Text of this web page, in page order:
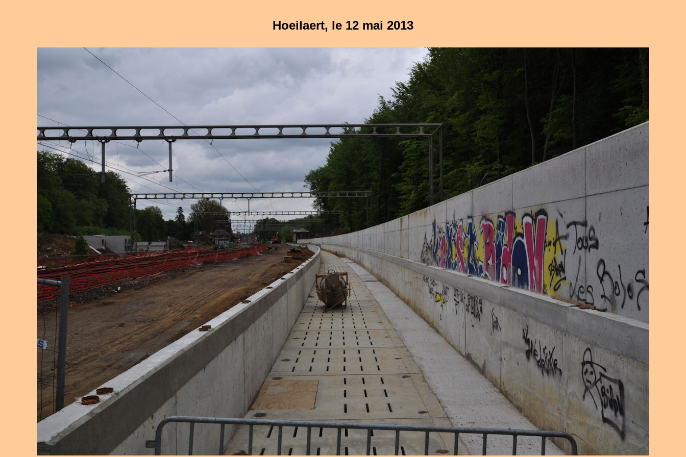
Hoeilaert, le 12 mai 2013